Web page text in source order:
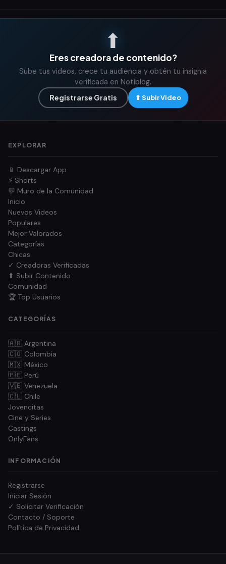
⬆
Eres creadora de contenido?
Sube tus videos, crece tu audiencia y obtén tu insignia
verificada en Notiblog.
Registrarse Gratis
⬆ Subir Video
EXPLORAR
📱 Descargar App
⚡ Shorts
💬 Muro de la Comunidad
Inicio
Nuevos Videos
Populares
Mejor Valorados
Categorías
Chicas
✓ Creadoras Verificadas
⬆ Subir Contenido
Comunidad
🏆 Top Usuarios
CATEGORÍAS
🇦🇷 Argentina
🇨🇴 Colombia
🇲🇽 México
🇵🇪 Perú
🇻🇪 Venezuela
🇨🇱 Chile
Jovencitas
Cine y Series
Castings
OnlyFans
INFORMACIÓN
Registrarse
Iniciar Sesión
✓ Solicitar Verificación
Contacto / Soporte
Política de Privacidad